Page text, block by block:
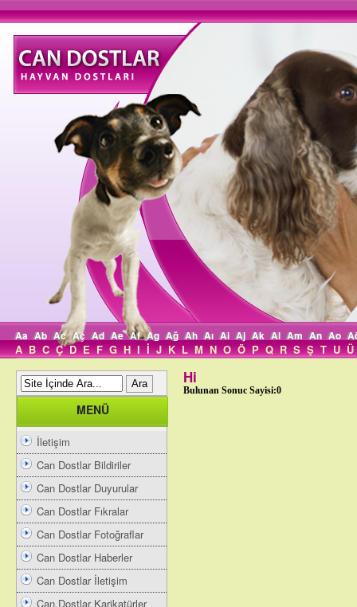
Aa Ab Ac Aç Ad Ae Af Ag Ağ Ah Aı Ai Aj Ak Al Am An Ao
A B C Ç D E F G H I İ J K L M N O Ö P Q R S Ş T U Ü
MENÜ
İletişim
Can Dostlar Bildiriler
Can Dostlar Duyurular
Can Dostlar Fıkralar
Can Dostlar Fotoğraflar
Can Dostlar Haberler
Can Dostlar İletişim
Can Dostlar Karikatürler
Hi
Bulunan Sonuc Sayisi:0